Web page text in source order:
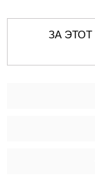
ЗА ЭТОТ ТОВАР